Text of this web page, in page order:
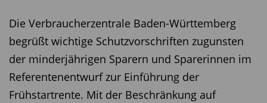
Die Verbraucherzentrale Baden-Württemberg
begrüßt wichtige Schutzvorschriften zugunsten
der minderjährigen Sparern und Sparerinnen im
Referentenentwurf zur Einführung der
Frühstartrente. Mit der Beschränkung auf